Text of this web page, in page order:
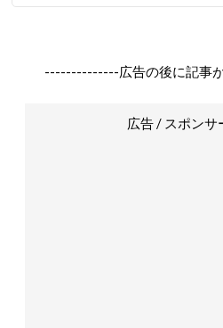
--------------広告の後に記事
広告 / スポンサ